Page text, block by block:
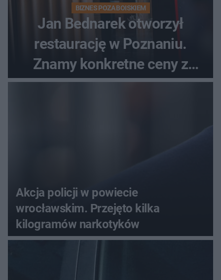
BIZNES POZA BOISKIEM
Jan Bednarek otworzył
restaurację w Poznaniu.
Znamy konkretne ceny z
menu
Akcja policji w powiecie
wrocławskim. Przejęto kilka
kilogramów narkotyków